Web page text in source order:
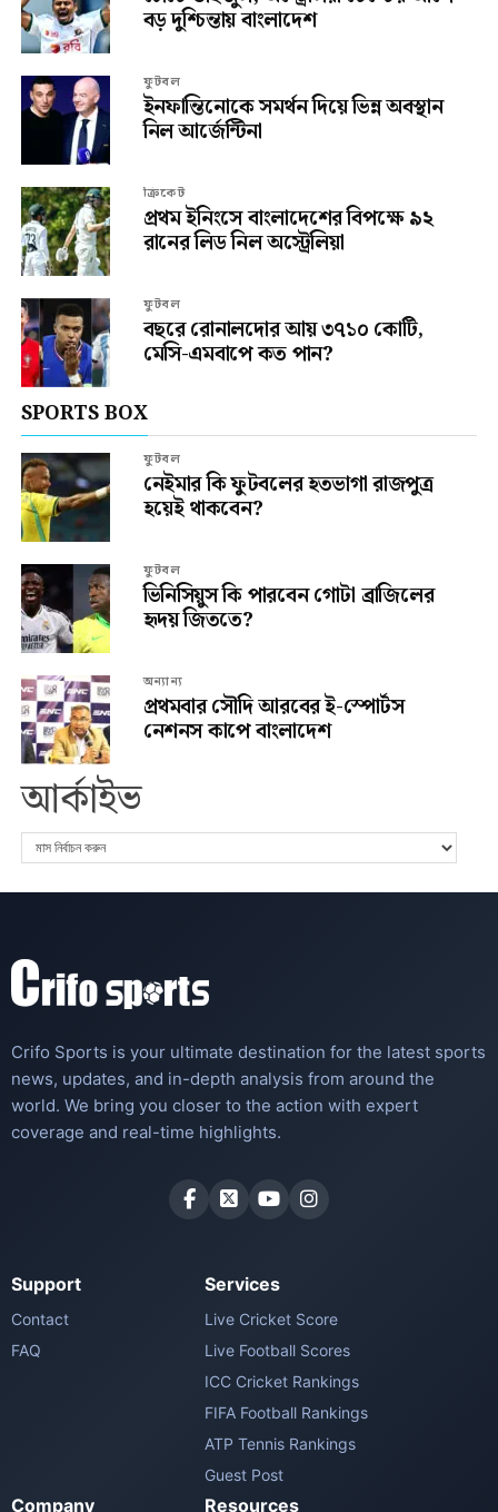
বড় দুশ্চিন্তায় বাংলাদেশ
ফুটবল
ইনফান্তিনোকে সমর্থন দিয়ে ভিন্ন অবস্থান
নিল আর্জেন্টিনা
ক্রিকেট
প্রথম ইনিংসে বাংলাদেশের বিপক্ষে ৯২
রানের লিড নিল অস্ট্রেলিয়া
ফুটবল
বছরে রোনালদোর আয় ৩৭১০ কোটি,
মেসি-এমবাপে কত পান?
SPORTS BOX
ফুটবল
নেইমার কি ফুটবলের হতভাগা রাজপুত্র
হয়েই থাকবেন?
ফুটবল
ভিনিসিয়ুস কি পারবেন গোটা ব্রাজিলের
হৃদয় জিততে?
অন্যান্য
প্রথমবার সৌদি আরবের ই-স্পোর্টস
নেশনস কাপে বাংলাদেশ
আর্কাইভ
Crifo Sports is your ultimate destination for the latest sports
news, updates, and in-depth analysis from around the
world. We bring you closer to the action with expert
coverage and real-time highlights.
Support
Contact
FAQ
Services
Live Cricket Score
Live Football Scores
ICC Cricket Rankings
FIFA Football Rankings
ATP Tennis Rankings
Guest Post
Company Resources